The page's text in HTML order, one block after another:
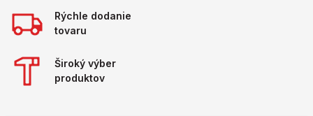
Rýchle dodanie
tovaru
Široký výber
produktov